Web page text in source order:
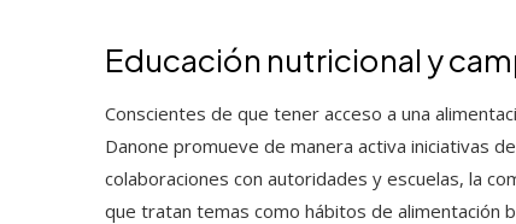
Educación nutricional y
Conscientes de que tener acceso a una
Danone promueve de manera activa iniciativas
colaboraciones con autoridades y escuelas, la
que tratan temas como hábitos de alimentación